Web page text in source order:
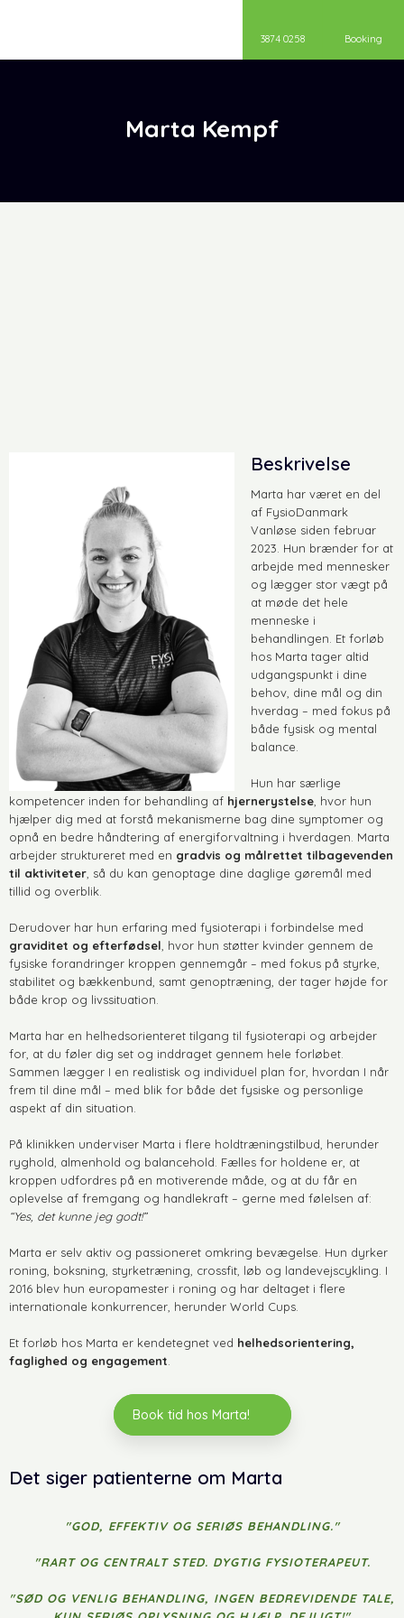
3874 0258 Booking
​Marta Kempf
Beskrivelse
Marta har været en del
af FysioDanmark
Vanløse siden februar
2023. Hun brænder for at
arbejde med mennesker
og lægger stor vægt på
at møde det hele
menneske i
behandlingen. Et forløb
hos Marta tager altid
udgangspunkt i dine
behov, dine mål og din
hverdag – med fokus på
både fysisk og mental
balance.
Hun har særlige
kompetencer inden for behandling af hjernerystelse, hvor hun
hjælper dig med at forstå mekanismerne bag dine symptomer og
opnå en bedre håndtering af energiforvaltning i hverdagen. Marta
arbejder struktureret med en gradvis og målrettet tilbagevenden
til aktiviteter, så du kan genoptage dine daglige gøremål med
tillid og overblik.
Derudover har hun erfaring med fysioterapi i forbindelse med
graviditet og efterfødsel , hvor hun støtter kvinder gennem de
fysiske forandringer kroppen gennemgår – med fokus på styrke,
stabilitet og bækkenbund, samt genoptræning, der tager højde for
både krop og livssituation.
Marta har en helhedsorienteret tilgang til fysioterapi og arbejder
for, at du føler dig set og inddraget gennem hele forløbet.
Sammen lægger I en realistisk og individuel plan for, hvordan I når
frem til dine mål – med blik for både det fysiske og personlige
aspekt af din situation.
På klinikken underviser Marta i flere holdtræningstilbud, herunder
ryghold, almenhold og balancehold. Fælles for holdene er, at
kroppen udfordres på en motiverende måde, og at du får en
oplevelse af fremgang og handlekraft – gerne med følelsen af:
“Yes, det kunne jeg godt!”
Marta er selv aktiv og passioneret omkring bevægelse. Hun dyrker
roning, boksning, styrketræning, crossfit, løb og landevejscykling. I
2016 blev hun europamester i roning og har deltaget i flere
internationale konkurrencer, herunder World Cups.
Et forløb hos Marta er kendetegnet ved helhedsorientering,
faglighed og engagement
Book tid hos Marta!
Det siger patienterne om Marta
"GOD, EFFEKTIV OG SERIØS BEHANDLING."
​"RART OG CENTRALT STED. DYGTIG FYSIOTERAPEUT.
"SØD OG VENLIG BEHANDLING, INGEN BEDREVIDENDE TALE,